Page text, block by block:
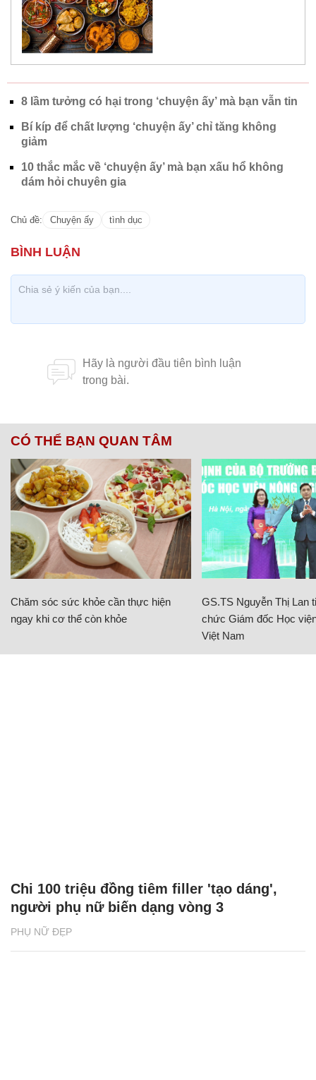
8 lầm tưởng có hại trong ‘chuyện ấy’ mà bạn vẫn tin
Bí kíp để chất lượng ‘chuyện ấy’ chỉ tăng không
giảm
10 thắc mắc về ‘chuyện ấy’ mà bạn xấu hổ không
dám hỏi chuyên gia
Chủ đề: Chuyện ấy tình dục
CÓ THỂ BẠN QUAN TÂM
Chăm sóc sức khỏe cần thực hiện
ngay khi cơ thể còn khỏe
GS.TS Nguyễn Thị Lan
chức Giám đốc Học
Việt Nam
PHỤ NỮ ĐẸP
Chi 100 triệu đồng tiêm filler 'tạo dáng',
người phụ nữ biến dạng vòng 3